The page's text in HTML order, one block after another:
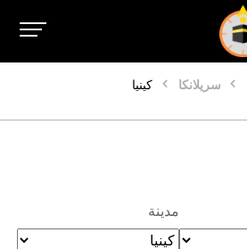
سريلانكا كينيا
مدينة